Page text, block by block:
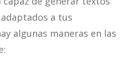
a tus
algunas maneras en las